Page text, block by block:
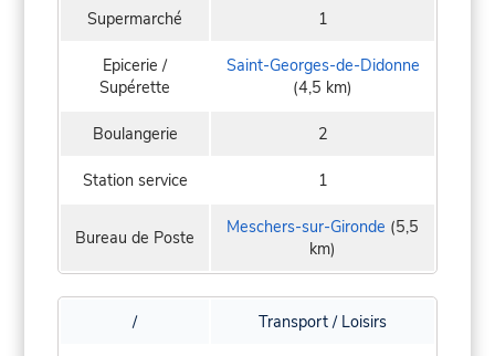
Supermarché 1
Epicerie /
Supérette
Saint-Georges-de-Didonne
(4,5 km)
Boulangerie 2
Station service 1
Bureau de Poste Meschers-sur-Gironde (5,5
km)
/ Transport / Loisirs